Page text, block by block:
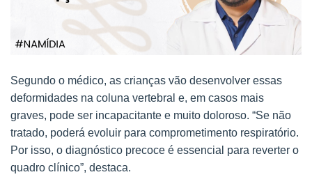
Segundo o médico, as crianças vão desenvolver essas
deformidades na coluna vertebral e, em casos mais
graves, pode ser incapacitante e muito doloroso. “Se não
tratado, poderá evoluir para comprometimento respiratório.
Por isso, o diagnóstico precoce é essencial para reverter o
quadro clínico”, destaca.